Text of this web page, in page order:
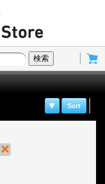
検索
Sort